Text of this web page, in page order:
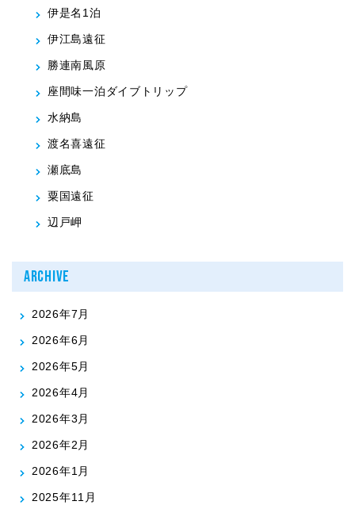
伊是名1泊
伊江島遠征
勝連南風原
座間味一泊ダイブトリップ
水納島
渡名喜遠征
瀬底島
粟国遠征
辺戸岬
ARCHIVE
2026年7月
2026年6月
2026年5月
2026年4月
2026年3月
2026年2月
2026年1月
2025年11月